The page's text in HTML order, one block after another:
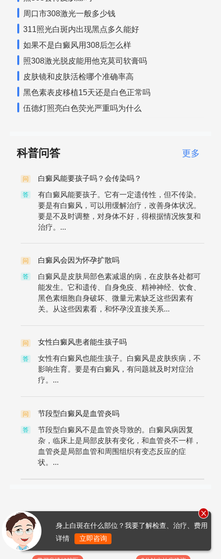
周口市308激光一般多少钱
311照光白斑内出现黑点多久能好
如果不是白癜风用308后怎么样
照308激光脱皮能用他克莫司软膏吗
皮肤镜和皮肤活检哪个准确率高
黑色素表皮移植15天还是白色正常吗
伍德灯照亮白色荧光严重吗为什么
科普问答 更多
问 白癜风能要孩子吗？会传染吗？
答
有白癜风能要孩子。它有一定遗传性，但不传染。
要是有白癜风，可以用缓解治疗，改善身体状况。
要是不及时调整，对身体不好，得根据情况恢复和
治疗。...
问 白癜风会因为怀孕扩散吗
答
白癜风是皮肤局部色素减退的病，在皮肤各处都可
能发生。它和遗传、自身免疫、精神神经、饮食、
黑色素细胞自身破坏、微量元素缺乏这些因素有
关。从这些因素看，和怀孕没直接关系...
问 女性白癜风患者能生孩子吗
答
女性有白癜风也能生孩子。白癜风是皮肤疾病，不
影响生育。要是有白癜风，有问题就及时对症治
疗。...
问 节段型白癜风是血管炎吗
答
节段型白癜风不是血管炎导致的。白癜风病因复
杂，临床上是局部皮肤有变化，和血管炎不一样，
血管炎是局部血管和周围组织有变态反应的症
状。...
身上白斑在什么部位？我要了解检查、治疗、费用
详情
立即咨询